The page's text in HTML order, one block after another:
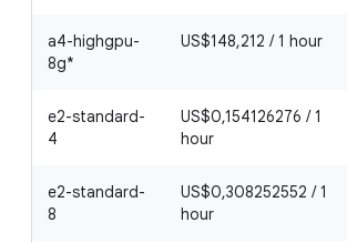
a4-highgpu-
8g*
US$148,212 / 1 hour
e2-standard-
4
US$0,154126276 / 1
hour
e2-standard-
8
US$0,308252552 / 1
hour